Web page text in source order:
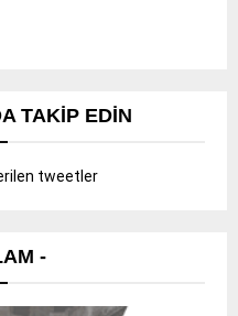
TAKIP EDIN
tweetler
-